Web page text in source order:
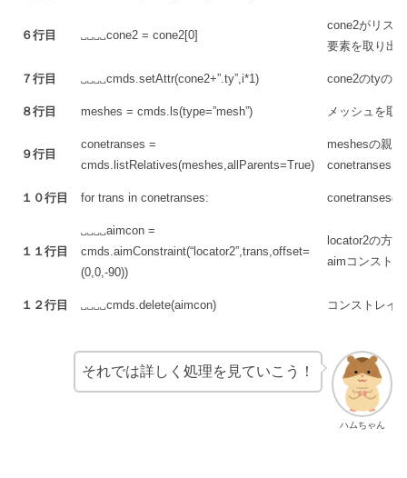
６行目 ␣␣␣␣cone2 = cone2[0]
cone2がリス
要素を取り出
７行目 ␣␣␣␣cmds.setAttr(cone2+”.ty”,i*1) cone2のtyの
８行目 meshes = cmds.ls(type=”mesh”) メッシュを取
９行目
conetranses =
cmds.listRelatives(meshes,allParents=True)
meshesの親
conetransesに
１０行目 for trans in conetranses: conetranses
１１行目
␣␣␣␣aimcon =
cmds.aimConstraint(“locator2”,trans,offset=
(0,0,-90))
locator2の方
aimコンスト
１２行目 ␣␣␣␣cmds.delete(aimcon) コンストレイ
ハムちゃん
それでは詳しく処理を見ていこう！